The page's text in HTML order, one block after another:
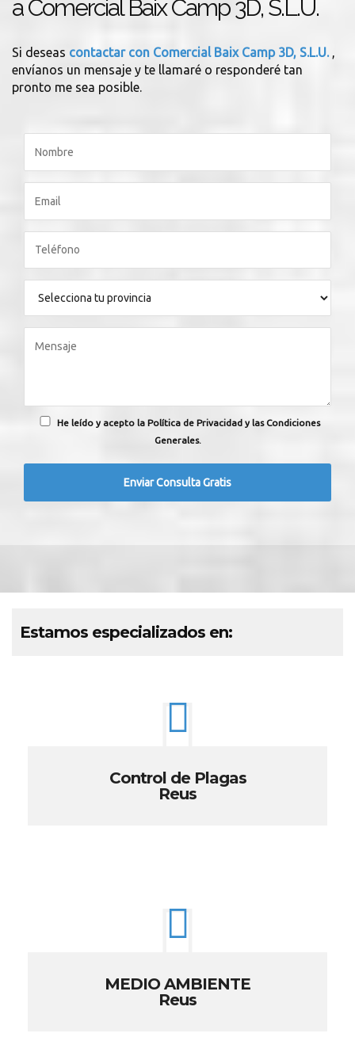
a Comercial Baix Camp 3D, S.L.U.
Si deseas contactar con Comercial Baix Camp 3D, S.L.U. ,
envíanos un mensaje y te llamaré o responderé tan
pronto me sea posible.
He leído y acepto la Política de Privacidad y las Condiciones
Generales.
Estamos especializados en:
Control de Plagas
Reus
MEDIO AMBIENTE
Reus